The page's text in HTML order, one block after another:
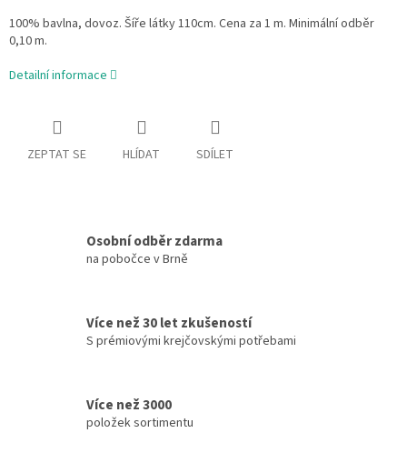
100% bavlna, dovoz. Šíře látky 110cm. Cena za 1 m. Minimální odběr
0,10 m.
Detailní informace
ZEPTAT SE HLÍDAT SDÍLET
Osobní odběr zdarma
na pobočce v Brně
Více než 30 let zkušeností
S prémiovými krejčovskými potřebami
Více než 3000
položek sortimentu